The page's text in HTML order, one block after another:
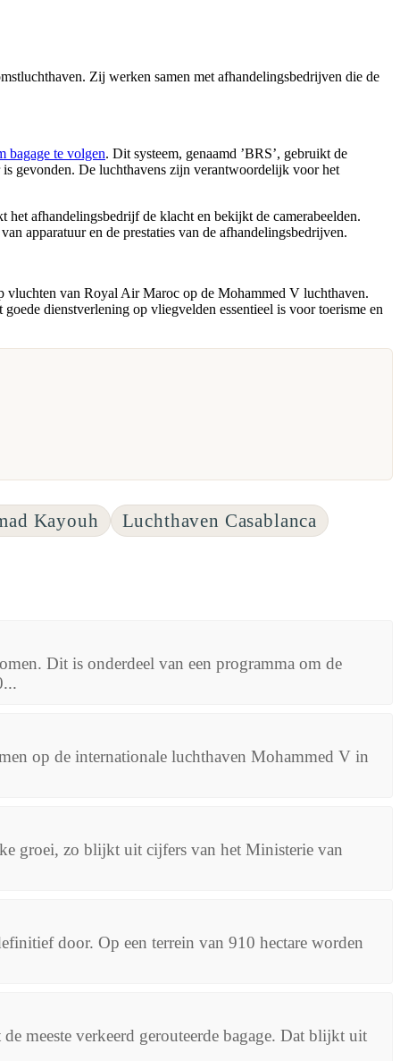
Zij werken samen met afhandelingsbedrijven die de
bagage te volgen. Dit systeem, genaamd ’BRS’, gebruikt de
gevonden. De luchthavens zijn verantwoordelijk voor het
afhandelingsbedrijf de klacht en bekijkt de camerabeelden.
apparatuur en de prestaties van de afhandelingsbedrijven.
vluchten van Royal Air Maroc op de Mohammed V luchthaven.
dienstverlening op vliegvelden essentieel is voor toerisme en
Kayouh
Luchthaven Casablanca
Dit is onderdeel van een programma om de
op de internationale luchthaven Mohammed V in
groei, zo blijkt uit cijfers van het Ministerie van
door. Op een terrein van 910 hectare worden
meeste verkeerd gerouteerde bagage. Dat blijkt uit